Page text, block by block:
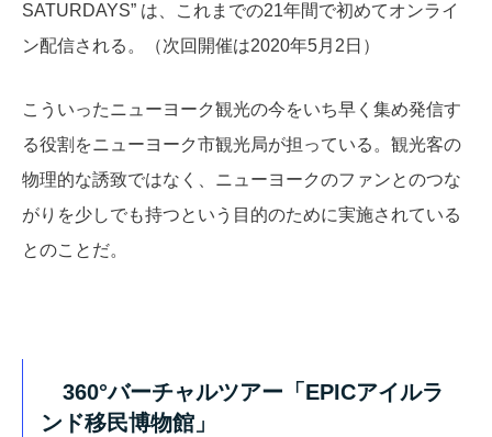
SATURDAYS” は、これまでの21年間で初めてオンライ
ン配信される。（次回開催は2020年5月2日）
こういったニューヨーク観光の今をいち早く集め発信す
る役割をニューヨーク市観光局が担っている。観光客の
物理的な誘致ではなく、ニューヨークのファンとのつな
がりを少しでも持つという目的のために実施されている
とのことだ。
360°バーチャルツアー「EPICアイルラ
ンド移民博物館」